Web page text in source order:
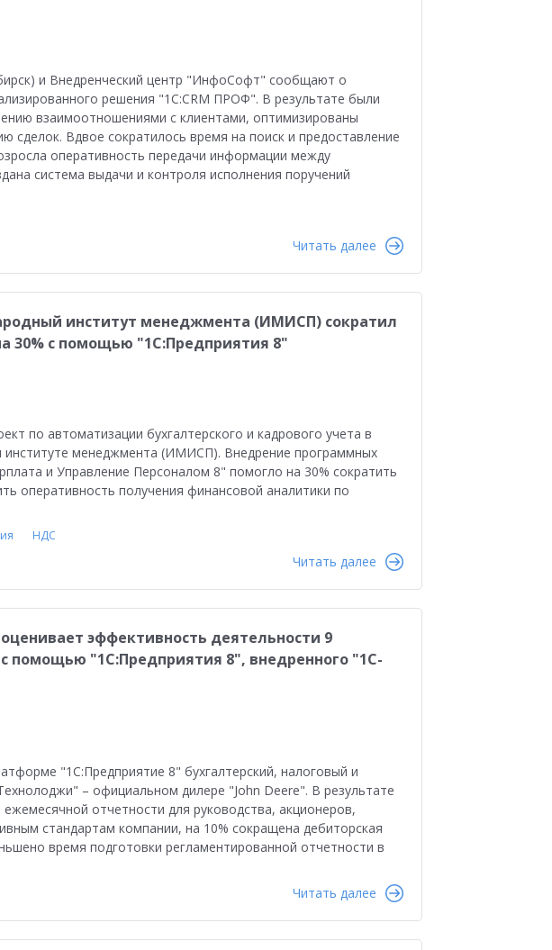
и Внедренческий центр "ИнфоСофт" сообщают о
решения "1С:CRM ПРОФ". В результате были
взаимоотношениями с клиентами, оптимизированы
сделок. Вдвое сократилось время на поиск и предоставление
оперативность передачи информации между
система выдачи и контроля исполнения поручений
Читать далее
институт менеджмента (ИМИСП) сократил
30% с помощью "1С:Предприятия 8"
по автоматизации бухгалтерского и кадрового учета в
институте менеджмента (ИМИСП). Внедрение программных
и Управление Персоналом 8" помогло на 30% сократить
оперативность получения финансовой аналитики по
НДС
Читать далее
эффективность деятельности 9
помощью "1С:Предприятия 8", внедренного "1С-
"1С:Предприятие 8" бухгалтерский, налоговый и
– официальном дилере "John Deere". В результате
отчетности для руководства, акционеров,
стандартам компании, на 10% сокращена дебиторская
время подготовки регламентированной отчетности в
Читать далее